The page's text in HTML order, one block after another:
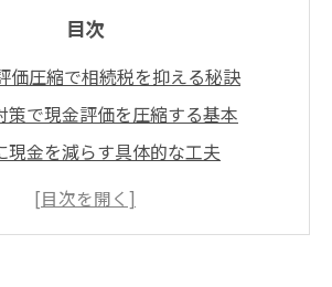
目次
価圧縮で相続税を抑える秘訣
策で現金評価を圧縮する基本
現金を減らす具体的な工夫
の評価圧縮と相続の仕組み解説